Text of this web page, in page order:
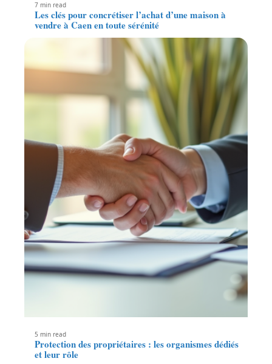
7 min read
Les clés pour concrétiser l’achat d’une maison à
vendre à Caen en toute sérénité
5 min read
Protection des propriétaires : les organismes dédiés
et leur rôle